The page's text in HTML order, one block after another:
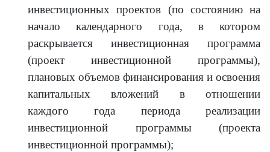
инвестиционных проектов (по состоянию на
начало календарного года, в котором
раскрывается инвестиционная программа
(проект инвестиционной программы),
плановых объемов финансирования и освоения
капитальных вложений в отношении
каждого года периода реализации
инвестиционной программы (проекта
инвестиционной программы);